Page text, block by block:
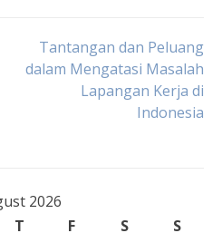
Tantangan dan Peluang
dalam Mengatasi Masalah
Lapangan Kerja di
Indonesia
2026
T F S
S